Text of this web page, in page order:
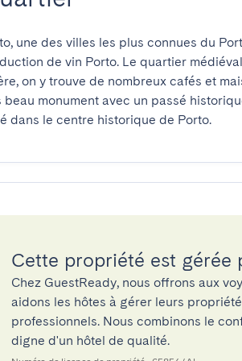
une des villes les plus connues du
de vin Porto. Le quartier
on y trouve de nombreux cafés et
beau monument avec un passé
dans le centre historique de Porto.
Cette propriété est gérée
Chez GuestReady, nous offrons aux
aidons les hôtes à gérer leurs
professionnels. Nous combinons le
digne d'un hôtel de qualité.